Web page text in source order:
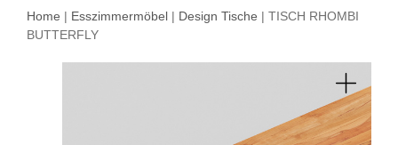
Home | Esszimmermöbel | Design Tische | TISCH RHOMBI
BUTTERFLY